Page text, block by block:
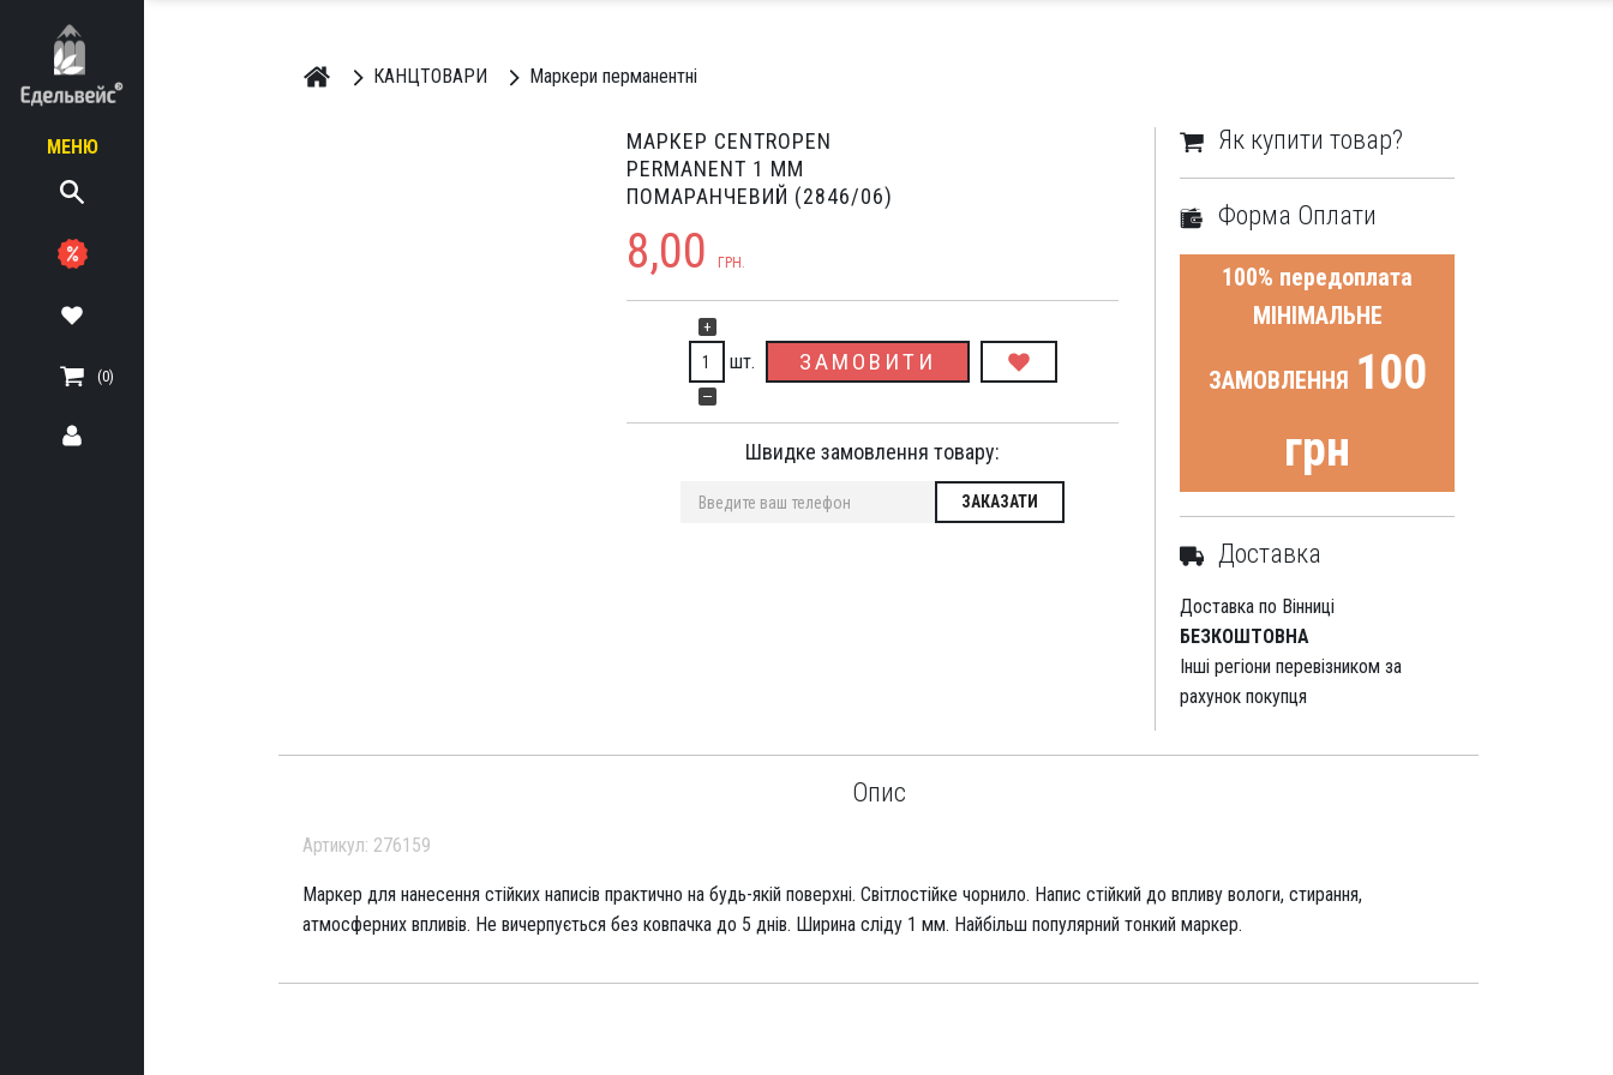
МЕНЮ
(0)
КАНЦТОВАРИ Маркери перманентні
Як купити товар?
Форма Оплати
100% передоплата
МІНІМАЛЬНЕ
ЗАМОВЛЕННЯ 100
грн
Доставка
Доставка по Вінниці
БЕЗКОШТОВНА
Інші регіони перевізником за
рахунок покупця
МАРКЕР CENTROPEN
PERMANENT 1 ММ
ПОМАРАНЧЕВИЙ (2846/06)
8,00 ГРН.
+
шт.
—
ЗАМОВИТИ
Швидке замовлення товару:
Опис
Артикул: 276159
Маркер для нанесення стійких написів практично на будь-якій поверхні. Світлостійке чорнило. Напис стійкий до впливу вологи, стирання,
атмосферних впливів. Не вичерпується без ковпачка до 5 днів. Ширина сліду 1 мм. Найбільш популярний тонкий маркер.